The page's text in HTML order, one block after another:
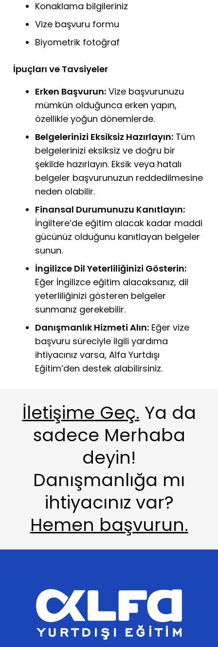
Konaklama bilgileriniz
Vize başvuru formu
Biyometrik fotoğraf
İpuçları ve Tavsiyeler
Erken Başvurun: Vize başvurunuzu
mümkün olduğunca erken yapın,
özellikle yoğun dönemlerde.
Belgelerinizi Eksiksiz Hazırlayın: Tüm
belgelerinizi eksiksiz ve doğru bir
şekilde hazırlayın. Eksik veya hatalı
belgeler başvurunuzun reddedilmesine
neden olabilir.
Finansal Durumunuzu Kanıtlayın:
İngiltere’de eğitim alacak kadar maddi
gücünüz olduğunu kanıtlayan belgeler
sunun.
İngilizce Dil Yeterliliğinizi Gösterin:
Eğer İngilizce eğitim alacaksanız, dil
yeterliliğinizi gösteren belgeler
sunmanız gerekebilir.
Danışmanlık Hizmeti Alın: Eğer vize
başvuru süreciyle ilgili yardıma
ihtiyacınız varsa, Alfa Yurtdışı
Eğitim’den destek alabilirsiniz.
İletişime Geç. Ya da
sadece Merhaba
deyin!
Danışmanlığa mı
ihtiyacınız var?
Hemen başvurun.